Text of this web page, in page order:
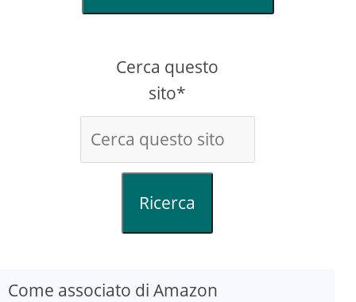
Cerca questo
sito*
Ricerca
Come associato di Amazon